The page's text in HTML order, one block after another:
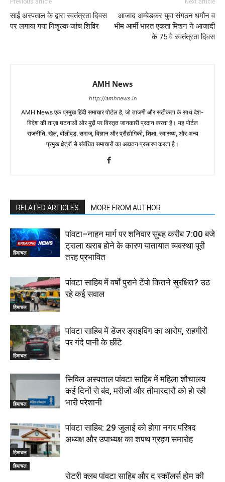
Previous article
साईं अस्पताल के द्वारा स्वतंत्रता दिवस
पर लगाया गया निशुल्क जांच शिविर
Next article
आजाद अम्बेडकर युवा संगठन धमौन व
भीम आर्मी भारत एकता मिशन ने आजादी
के 75 वे स्वतंत्रता दिवस
AMH News
http://amhnews.in
AMH News एक प्रमुख हिंदी समाचार पोर्टल है, जो ताजगी और सटीकता के साथ देश-
विदेश की ताज़ा घटनाओं और मुद्दों पर विस्तृत जानकारी प्रदान करता है। यह पोर्टल
राजनीति, खेल, बॉलीवुड, समाज, विज्ञान और प्रौद्योगिकी, शिक्षा, स्वास्थ्य, और अन्य
प्रमुख क्षेत्रों से संबंधित समाचारों का अद्यतन प्रसारण करता है।
RELATED ARTICLES MORE FROM AUTHOR
हिमाचल
पांवटा–नाहन मार्ग पर शनिवार सुबह करीब 7:00 बजे
ट्राला खराब होने के कारण यातायात व्यवस्था पूरी
तरह प्रभावित
हिमाचल
पांवटा साहिब में वर्षों पुराने टेंपो कितने सुरक्षित? उठ
रहे कई सवाल
हिमाचल
पांवटा साहिब में डेंजर ड्राइविंग का आरोप, राहगीरों
पर गंदे पानी के छींटे
हिमाचल
सिविल अस्पताल पांवटा साहिब में महिला शौचालय
कई दिनों से बंद, मरीजों और तीमारदारों को हो रही
भारी परेशानी
हिमाचल
पांवटा साहिब: 29 जुलाई को होगा नगर परिषद
अध्यक्ष और उपाध्यक्ष का शपथ ग्रहण समारोह
हिमाचल
​रोटरी क्लब पांवटा साहिब और द स्कॉलर्स होम की